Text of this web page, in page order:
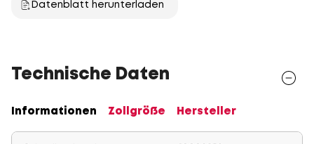
Datenblatt herunterladen
Technische Daten
Informationen Zollgröße Hersteller